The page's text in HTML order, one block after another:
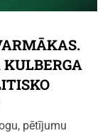
pētījumu